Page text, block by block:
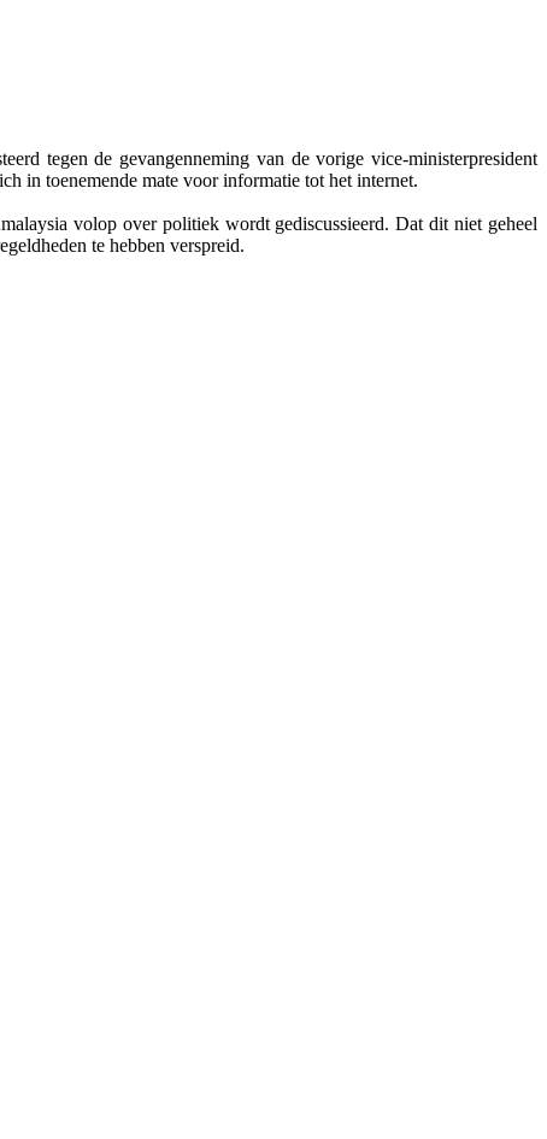
tegen de gevangenneming van de vorige vice-ministerpresident
in toenemende mate voor informatie tot het internet.
volop over politiek wordt gediscussieerd. Dat dit niet geheel
te hebben verspreid.